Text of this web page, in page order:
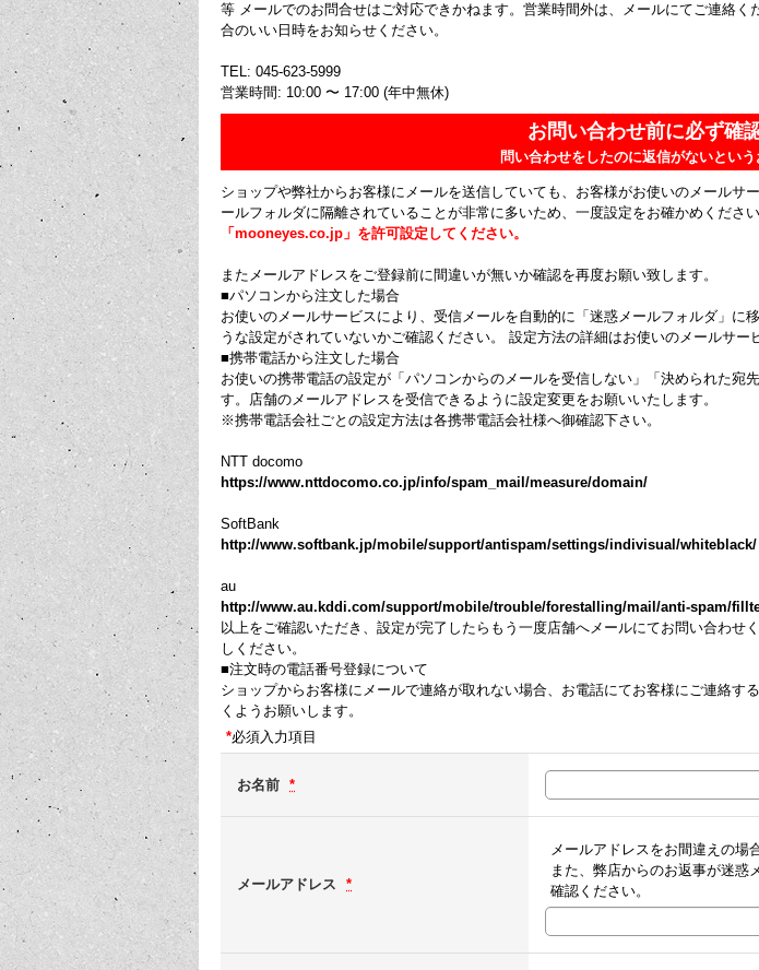
等 メールでのお問合せはご対応できかねます。営業時間外は、メールにてご連絡
合のいい日時をお知らせください。
TEL: 045-623-5999
営業時間: 10:00 〜 17:00 (年中無休)
お問い合わせ前に必ず確
問い合わせをしたのに返信がないとい
ショップや弊社からお客様にメールを送信していても、お客様がお使いのメール
ールフォルダに隔離されていることが非常に多いため、一度設定をお確かめください
「mooneyes.co.jp」を許可設定してください。
またメールアドレスをご登録前に間違いが無いか確認を再度お願い致します。
■パソコンから注文した場合
お使いのメールサービスにより、受信メールを自動的に「迷惑メールフォルダ」
うな設定がされていないかご確認ください。 設定方法の詳細はお使いのメールサー
■携帯電話から注文した場合
お使いの携帯電話の設定が「パソコンからのメールを受信しない」「決められた宛
す。店舗のメールアドレスを受信できるように設定変更をお願いいたします。
※携帯電話会社ごとの設定方法は各携帯電話会社様へ御確認下さい。
NTT docomo
https://www.nttdocomo.co.jp/info/spam_mail/measure/domain/
SoftBank
http://www.softbank.jp/mobile/support/antispam/settings/indivisual/whiteblack/
au
http://www.au.kddi.com/support/mobile/trouble/forestalling/mail/anti-spam/
以上をご確認いただき、設定が完了したらもう一度店舗へメールにてお問い合わ
しください。
■注文時の電話番号登録について
ショップからお客様にメールで連絡が取れない場合、お電話にてお客様にご連絡
くようお願いします。
*必須入力項目
お名前 *
メールアドレス *
メールアドレスをお間違えの場
また、弊店からのお返事が迷惑
確認ください。